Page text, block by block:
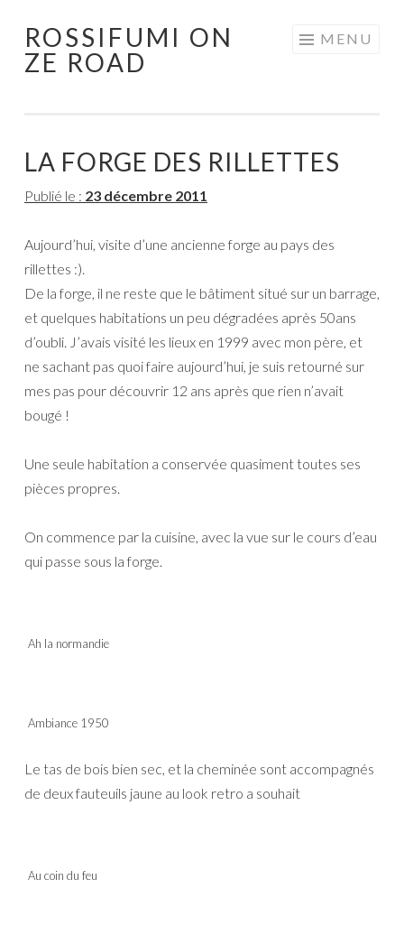
Aller
au
ROSSIFUMI ON
ZE ROAD
MENU
LA FORGE DES RILLETTES
Publié le : 23 décembre 2011
Aujourd’hui, visite d’une ancienne forge au pays des
rillettes :).
De la forge, il ne reste que le bâtiment situé sur un barrage,
et quelques habitations un peu dégradées après 50ans
d’oubli. J’avais visité les lieux en 1999 avec mon père, et
ne sachant pas quoi faire aujourd’hui, je suis retourné sur
mes pas pour découvrir 12 ans après que rien n’avait
bougé !
Une seule habitation a conservée quasiment toutes ses
pièces propres.
On commence par la cuisine, avec la vue sur le cours d’eau
qui passe sous la forge.
Ah la normandie
Ambiance 1950
Le tas de bois bien sec, et la cheminée sont accompagnés
de deux fauteuils jaune au look retro a souhait
Au coin du feu